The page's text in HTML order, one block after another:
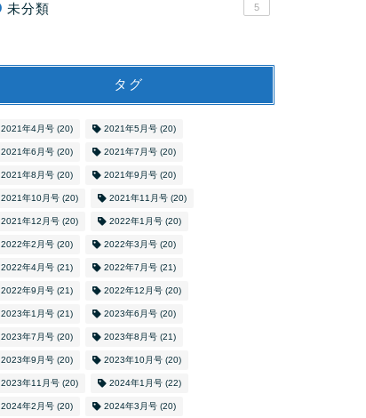
未分類 5
タグ
2021年4月号(20) 2021年5月号(20)
2021年6月号(20) 2021年7月号(20)
2021年8月号(20) 2021年9月号(20)
2021年10月号(20) 2021年11月号(20)
2021年12月号(20) 2022年1月号(20)
2022年2月号(20) 2022年3月号(20)
2022年4月号(21) 2022年7月号(21)
2022年9月号(21) 2022年12月号(20)
2023年1月号(21) 2023年6月号(20)
2023年7月号(20) 2023年8月号(21)
2023年9月号(20) 2023年10月号(20)
2023年11月号(20) 2024年1月号(22)
2024年2月号(20) 2024年3月号(20)